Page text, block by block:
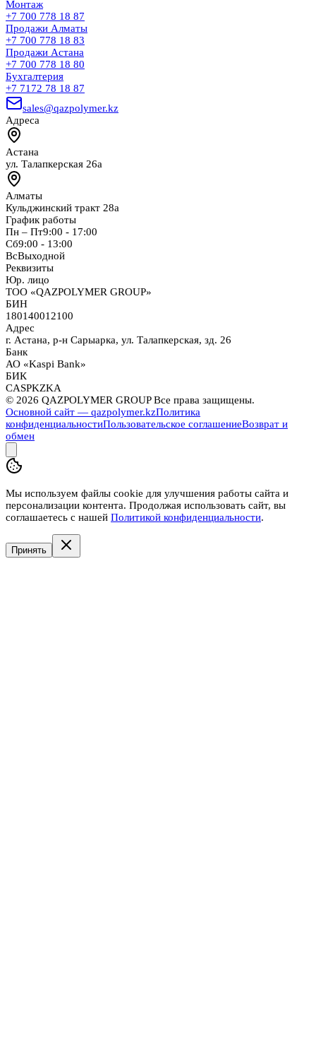
Монтаж
+7 700 778 18 87
Продажи Алматы
+7 700 778 18 83
Продажи Астана
+7 700 778 18 80
Бухгалтерия
+7 7172 78 18 87
sales@qazpolymer.kz
Адреса
Астана
ул. Талапкерская 26а
Алматы
Кульджинский тракт 28а
График работы
Пн – Пт9:00 - 17:00
Сб9:00 - 13:00
ВсВыходной
Реквизиты
Юр. лицо
ТОО «QAZPOLYMER GROUP»
БИН
180140012100
Адрес
г. Астана, р-н Сарыарка, ул. Талапкерская, зд. 26
Банк
АО «Kaspi Bank»
БИК
CASPKZKA
© 2026 QAZPOLYMER GROUP Все права защищены.
Основной сайт — qazpolymer.kzПолитика
конфиденциальностиПользовательское соглашениеВозврат и
обмен
Мы используем файлы cookie для улучшения работы сайта и
персонализации контента. Продолжая использовать сайт, вы
соглашаетесь с нашей Политикой конфиденциальности.
Принять